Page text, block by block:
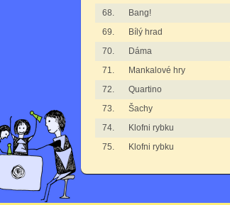
68.
Bang!
69.
Bílý hrad
70.
Dáma
71.
Mankalové hry
72.
Quartino
73.
Šachy
74.
Klofni rybku
75.
Klofni rybku